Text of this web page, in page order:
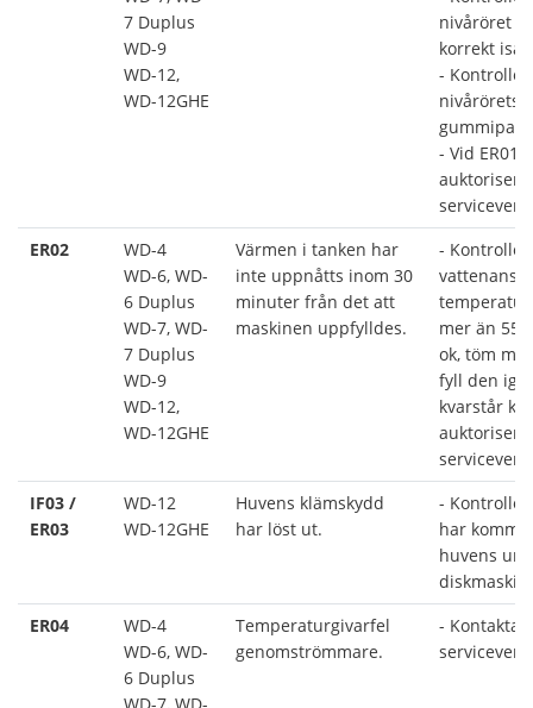
7 Duplus
WD-9
WD-12,
WD-12GHE
nivåröret
korrekt
-
nivårörets
- Vid ER01,
ER02
WD-4
WD-6, WD-
6 Duplus
WD-7, WD-
7 Duplus
WD-9
WD-12,
WD-12GHE
Värmen i tanken har
inte uppnåtts inom 30
minuter från det att
maskinen uppfylldes.
-
mer än
ok, töm
fyll den
kvarstår
IF03 /
ER03
WD-12
WD-12GHE
Huvens klämskydd
har löst ut.
-
har
huvens
ER04
WD-4
WD-6, WD-
6 Duplus
Temperaturgivarfel
genomströmmare.
- Kontakta